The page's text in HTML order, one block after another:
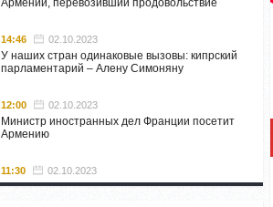
Армении, перевозивший продовольствие
14:46 02.10.2023
У наших стран одинаковые вызовы: кипрский
парламентарий – Алену Симоняну
12:00 02.10.2023
Министр иностранных дел Франции посетит
Армению
11:30 02.10.2023
Самвел Шахраманян и группа ответственных